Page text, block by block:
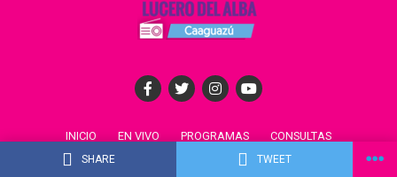
SHARE TWEET
INICIO EN VIVO PROGRAMAS
CONSULTAS
ANUNCIE CON NOSOTROS